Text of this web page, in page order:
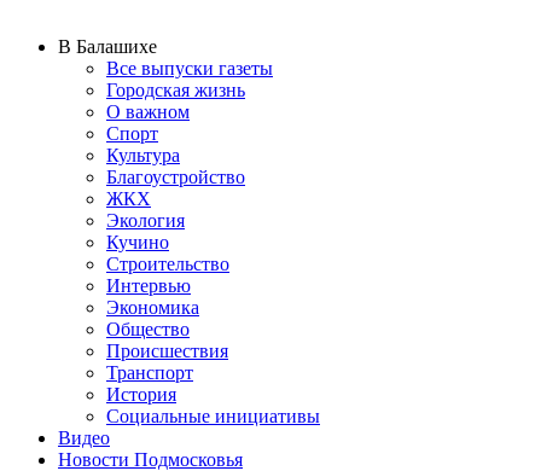
В Балашихе
Все выпуски газеты
Городская жизнь
О важном
Спорт
Культура
Благоустройство
ЖКХ
Экология
Кучино
Строительство
Интервью
Экономика
Общество
Происшествия
Транспорт
История
Социальные инициативы
Видео
Новости Подмосковья